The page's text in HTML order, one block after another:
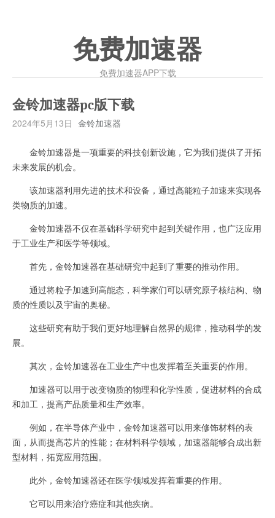
免费加速器
免费加速器APP下载
金铃加速器pc版下载
2024年5月13日 金铃加速器
金铃加速器是一项重要的科技创新设施，它为我们提供了开拓
未来发展的机会。
该加速器利用先进的技术和设备，通过高能粒子加速来实现各
类物质的加速。
金铃加速器不仅在基础科学研究中起到关键作用，也广泛应用
于工业生产和医学等领域。
首先，金铃加速器在基础研究中起到了重要的推动作用。
通过将粒子加速到高能态，科学家们可以研究原子核结构、物
质的性质以及宇宙的奥秘。
这些研究有助于我们更好地理解自然界的规律，推动科学的发
展。
其次，金铃加速器在工业生产中也发挥着至关重要的作用。
加速器可以用于改变物质的物理和化学性质，促进材料的合成
和加工，提高产品质量和生产效率。
例如，在半导体产业中，金铃加速器可以用来修饰材料的表
面，从而提高芯片的性能；在材料科学领域，加速器能够合成出新
型材料，拓宽应用范围。
此外，金铃加速器还在医学领域发挥着重要的作用。
它可以用来治疗癌症和其他疾病。